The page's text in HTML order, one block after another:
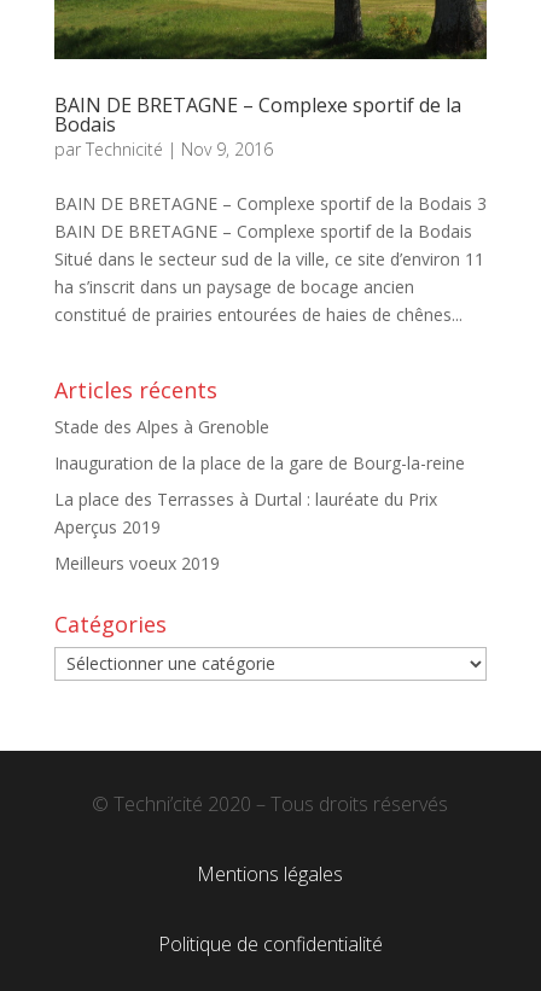
BAIN DE BRETAGNE – Complexe sportif de la
Bodais
par Technicité | Nov 9, 2016
BAIN DE BRETAGNE – Complexe sportif de la Bodais 3
BAIN DE BRETAGNE – Complexe sportif de la Bodais
Situé dans le secteur sud de la ville, ce site d’environ 11
ha s’inscrit dans un paysage de bocage ancien
constitué de prairies entourées de haies de chênes...
Articles récents
Stade des Alpes à Grenoble
Inauguration de la place de la gare de Bourg-la-reine
La place des Terrasses à Durtal : lauréate du Prix
Aperçus 2019
Meilleurs voeux 2019
Catégories
Catégories
© Techni’cité 2020 – Tous droits réservés
Mentions légales
Politique de confidentialité